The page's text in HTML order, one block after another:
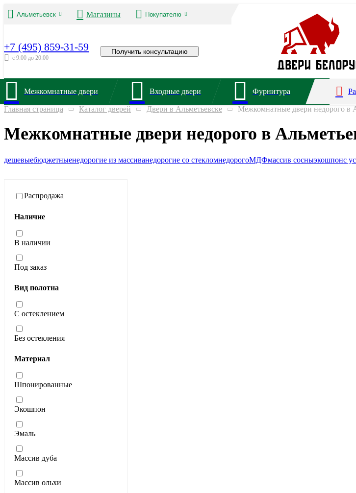
Альметьевск Магазины Покупателю
+7 (495) 859-31-59
с 9:00 до 20:00
Получить консультацию
Межкомнатные двери Входные двери Фурнитура
Главная страница Каталог дверей Двери в Альметьевске Межкомнатные двери недорого в
Межкомнатные двери недорого в
дешевыебюджетныенедорогие из массиванедорогие со стекломнедорогоМДФмассив сосныэкошпонс
Распродажа
Наличие
В наличии
Под заказ
Вид полотна
С остеклением
Без остекления
Материал
Шпонированные
Экошпон
Эмаль
Массив дуба
Массив ольхи